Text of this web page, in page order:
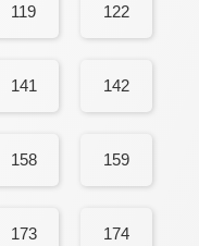
119 122
141 142
158 159
173 174